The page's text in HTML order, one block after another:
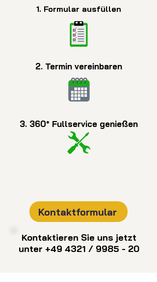
1. Formular ausfüllen
2. Termin vereinbaren
3. 360° Fullservice genießen
Kontaktformular
Kontaktieren Sie uns jetzt
unter +49 4321 / 9985 - 20